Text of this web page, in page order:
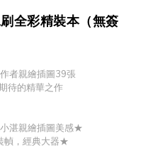
全彩精裝本（無簽
者親繪插圖39張
待的精華之作
湛親繪插圖美感★
幀，經典大器★